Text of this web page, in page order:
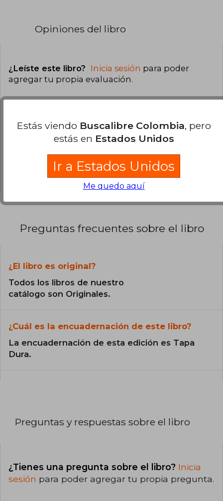
Opiniones del libro
¿Leíste este libro? Inicia sesión para poder
agregar tu propia evaluación.
0% (0)
0% (0)
0% (0)
0% (0)
Preguntas frecuentes sobre el libro
¿El libro es original?
Todos los libros de nuestro
catálogo son Originales.
¿Cuál es la encuadernación de este libro?
La encuadernación de esta edición es Tapa
Dura.
Preguntas y respuestas sobre el libro
¿Tienes una pregunta sobre el libro? Inicia
sesión para poder agregar tu propia pregunta.
Estás viendo Buscalibre Colombia, pero
estás en Estados Unidos
Ir a Estados Unidos
Me quedo aquí